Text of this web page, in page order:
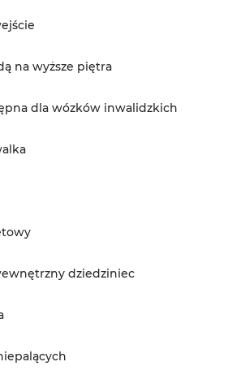
na wyższe piętra
dla wózków inwalidzkich
dziedziniec